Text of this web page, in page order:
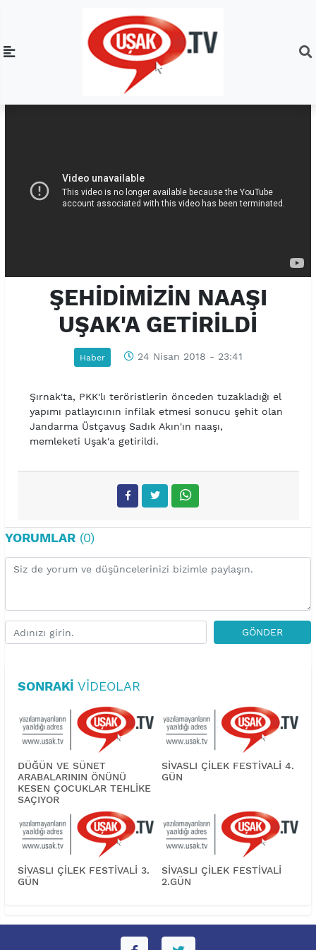
ŞEHİDİMİZİN NAAŞI
UŞAK'A GETİRİLDİ
Haber 24 Nisan 2018 - 23:41
Şırnak'ta, PKK'lı teröristlerin önceden tuzakladığı el
yapımı patlayıcının infilak etmesi sonucu şehit olan
Jandarma Üstçavuş Sadık Akın'ın naaşı,
memleketi Uşak'a getirildi.
YORUMLAR (0)
GÖNDER
SONRAKI VIDEOLAR
DÜĞÜN VE SÜNET
ARABALARININ ÖNÜNÜ
KESEN ÇOCUKLAR TEHLİKE
SAÇIYOR
SİVASLI ÇİLEK FESTİVALİ 4.
GÜN
SİVASLI ÇİLEK FESTİVALİ 3.
GÜN
SİVASLI ÇİLEK FESTİVALİ
2.GÜN